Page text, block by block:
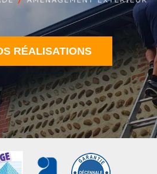
RÉALISATIONS